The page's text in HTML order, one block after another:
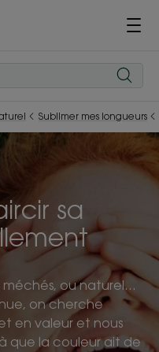
Sublimer mes longueurs
sa
méchés, ou naturel…
on cherche
en valeur et nous
que la couleur ait de